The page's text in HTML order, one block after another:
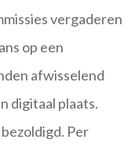
vergaderen
op een
afwisselend
digitaal plaats.
Per